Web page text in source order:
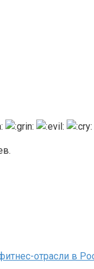
отрасли в